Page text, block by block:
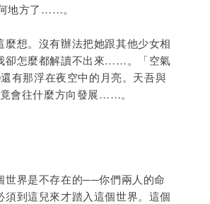
地方了……。
想。沒有辦法把她跟其他少女相
卻怎麼都解讀不出來……。「空氣
有那浮在夜空中的月亮。天吾與
會往什麼方向發展……。
世界是不存在的──你們兩人的命
到這兒來才踏入這個世界。這個